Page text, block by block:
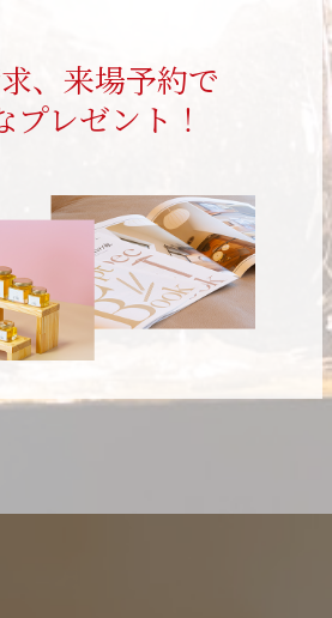
、来場予約で
プレゼント！